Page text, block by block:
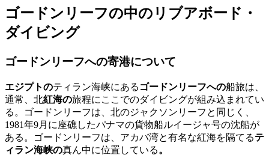
ゴードンリーフの中のリブアボード・
ダイビング
ゴードンリーフへの寄港について
エジプトのティラン海峡にある ゴードンリーフへの船旅は、
通常、北紅海の旅程にここでのダイビングが組み込まれてい
る。ゴードンリーフは、北のジャクソンリーフと同じく、
1981年9月に座礁したパナマの貨物船ルイージャ号の沈船が
ある。ゴードンリーフは、アカバ湾と有名な紅海を隔てるテ
ィラン海峡の真ん中に位置している。